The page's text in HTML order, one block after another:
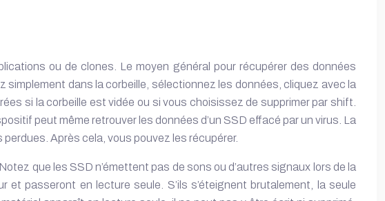
ou de clones. Le moyen général pour récupérer des données
dans la corbeille, sélectionnez les données, cliquez avec la
si la corbeille est vidée ou si vous choisissez de supprimer par shift.
peut même retrouver les données d’un SSD effacé par un virus. La
Après cela, vous pouvez les récupérer.
que les SSD n’émettent pas de sons ou d’autres signaux lors de la
et passeront en lecture seule. S’ils s’éteignent brutalement, la seule